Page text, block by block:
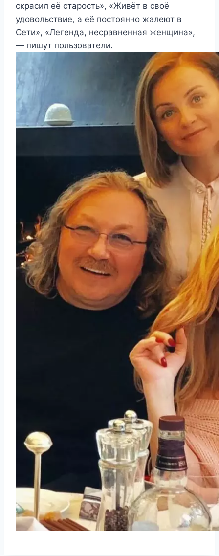
скрасил её старость», «Живёт в своё
удовольствие, а её постоянно жалеют в
Сети», «Легенда, несравненная женщина»,
— пишут пользователи.